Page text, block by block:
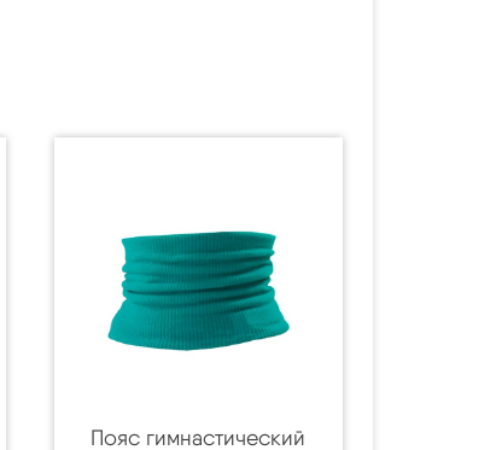
Пояс гимнастический